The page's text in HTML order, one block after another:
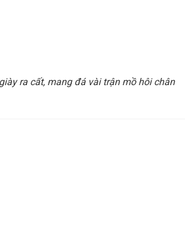
ra cất, mang đá vài trận mồ hôi chân